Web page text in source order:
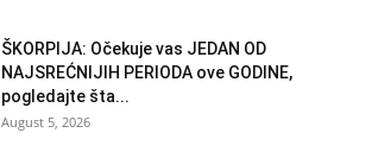
ŠKORPIJA: Očekuje vas JEDAN OD
NAJSREĆNIJIH PERIODA ove GODINE,
pogledajte šta...
August 5, 2026